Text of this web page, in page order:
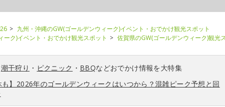
九州・沖縄のGW(ゴールデンウィーク)イベント・おでかけ観光スポット
ーク)イベント・おでかけ観光スポット
佐賀県のGW(ゴールデンウィーク)観光
潮干狩り ・ ピクニック ・ BBQなどおでかけ情報を大特集
も】2026年のゴールデンウィークはいつから？混雑ピーク予想と回